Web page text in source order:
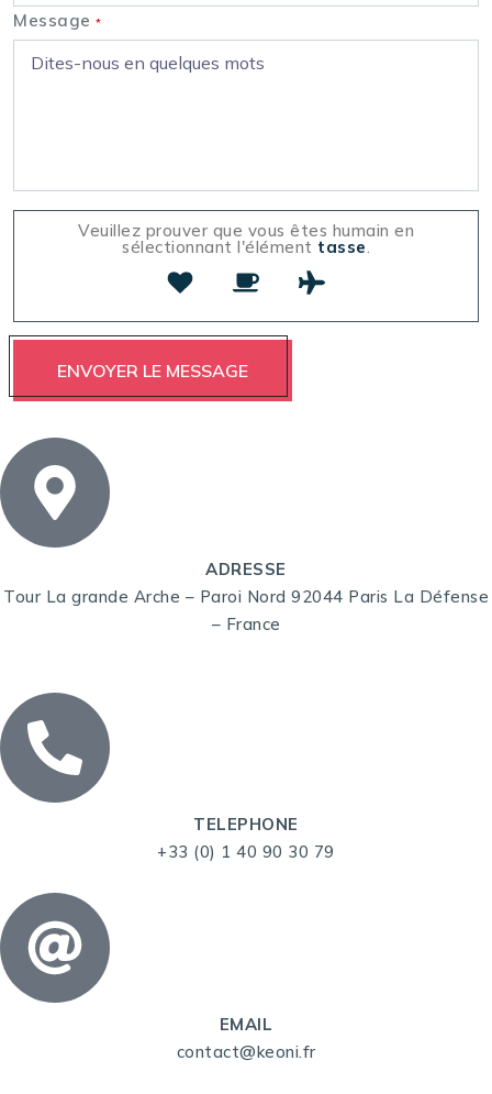
Message *
Veuillez prouver que vous êtes humain en
sélectionnant l'élément tasse.
ADRESSE
Tour La grande Arche – Paroi Nord 92044 Paris La Défense
– France
TELEPHONE
+33 (0) 1 40 90 30 79
EMAIL
contact@keoni.fr